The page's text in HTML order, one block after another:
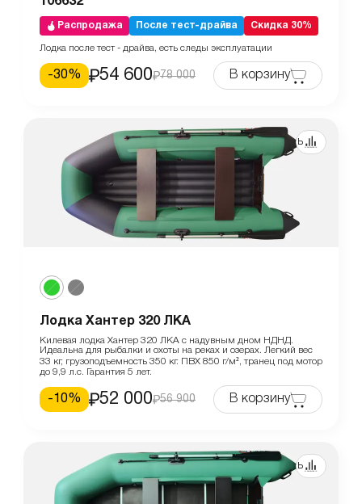
Распродажа После тест-драйва Скидка 30%
Лодка после тест - драйва, есть следы эксплуатации
-30% 54 600 78 000 В корзину
Сравнить
Лодка Хантер 320 ЛКА
Килевая лодка Хантер 320 ЛКА с надувным дном НДНД.
Идеальна для рыбалки и охоты на реках и озерах. Легкий вес
33 кг, грузоподъемность 350 кг. ПВХ 850 г/м², транец под мотор
до 9,9 л.с. Гарантия 5 лет.
- 10% 52 000 56 900 В корзину
Сравнить